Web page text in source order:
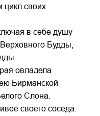
цикл своих
в себе душу
Будды,
овладела
Бирманской
Слона.
своего соседа: